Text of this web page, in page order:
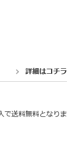
詳細はコチラ
送料無料となりま